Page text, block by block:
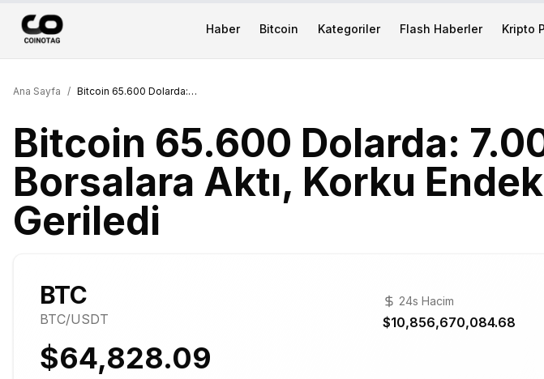
Haber Bitcoin Kategoriler Flash Haberler Kripto
Ana Sayfa / Bitcoin 65.600 Dolarda: 7.000 BTC Borsalara Aktı, Korku Endeksi 11'e Geriledi
Bitcoin 65.600 Dolarda:
Borsalara Aktı, Korku
Geriledi
BTC
BTC/USDT
$64,828.09
24s Hacim
$10,856,670,084.68